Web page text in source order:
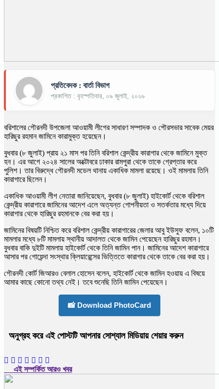
প্রতিবেদক : বার্তা বিভাগ
প্রকাশিত : বৃহস্পতিবার, ০৯ জুলাই, ২০২৬
বরিশালের গৌরনদী উপজেলা আওয়ামী লীগের সাধারণ সম্পাদক ও পৌরসভার সাবেক মেয়র
হারিছুর রহমান জামিনে কারামুক্ত হয়েছেন।
বুধবার (৮ জুলাই) প্রায় ২১ মাস পর তিনি বরিশাল কেন্দ্রীয় কারাগার থেকে জামিনে মুক্ত
হন। এর আগে ২০২৪ সালের অক্টোবরে ঢাকার রামপুরা থেকে তাকে গ্রেপ্তার করে
পুলিশ। তার বিরুদ্ধে গৌরনদী মডেল থানায় একাধিক মামলা রয়েছে। ওই মামলায় তিনি
কারাগারে ছিলেন।
একাধিক আওয়ামী লীগ নেতারা জানিয়েছেন, বুধবার (৮ জুলাই) হাইকোর্ট থেকে বরিশাল
কেন্দ্রীয় কারাগারে জামিনের আদেশ এলে অত্যন্ত গোপনীয়তা ও সতর্কতার মধ্যে দিয়ে
কারাগার থেকে হারিছুর রহমানকে বের করা হয়।
জামিনের বিষয়টি নিশ্চিত করে বরিশাল কেন্দ্রীয় কারাগারের জেলার আবু ইউসুফ বলেন, ১০টি
মামলার মধ্যে ৮টি মামলায় স্থানীয় আদালত থেকে জামিন পেয়েছেন হারিছুর রহমান।
বুধবার বাকি দুইটি মামলায় হাইকোর্ট থেকে তিনি জামিন পান। জামিনের আদেশ কারাগারে
আসার পর গোয়েন্দা সংস্থার ক্লিয়ারেন্সের ভিত্তিতে কারাগার থেকে তাকে বের করা হয়।
গৌরনদী কোর্ট জিআরও বেলাল হোসেন বলেন, হাইকোর্ট থেকে জামিন হওয়ায় এ বিষয়ে
আমার কাছে কোনো তথ্য নেই। তবে শুনেছি তিনি জামিন পেয়েছেন।
📸 Download PhotoCard
অনুগ্রহ করে এই পোস্টটি আপনার সোশ্যাল মিডিয়ায় শেয়ার করুন
এই সম্পর্কিত আরও খবর